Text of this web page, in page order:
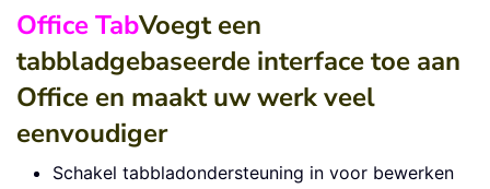
Office TabVoegt een
tabbladgebaseerde interface toe aan
Office en maakt uw werk veel
eenvoudiger
Schakel tabbladondersteuning in voor bewerken